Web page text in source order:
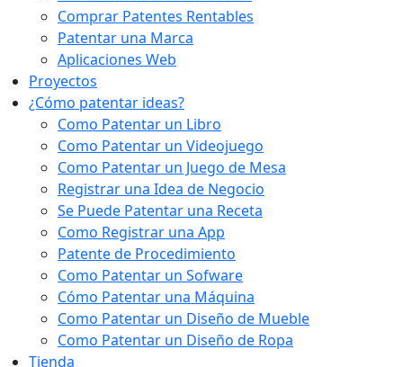
Comprar Patentes Rentables
Patentar una Marca
Aplicaciones Web
Proyectos
¿Cómo patentar ideas?
Como Patentar un Libro
Como Patentar un Videojuego
Como Patentar un Juego de Mesa
Registrar una Idea de Negocio
Se Puede Patentar una Receta
Como Registrar una App
Patente de Procedimiento
Como Patentar un Sofware
Cómo Patentar una Máquina
Como Patentar un Diseño de Mueble
Como Patentar un Diseño de Ropa
Tienda